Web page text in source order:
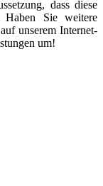
dass diese
Sie weitere
unserem Internet-
um!